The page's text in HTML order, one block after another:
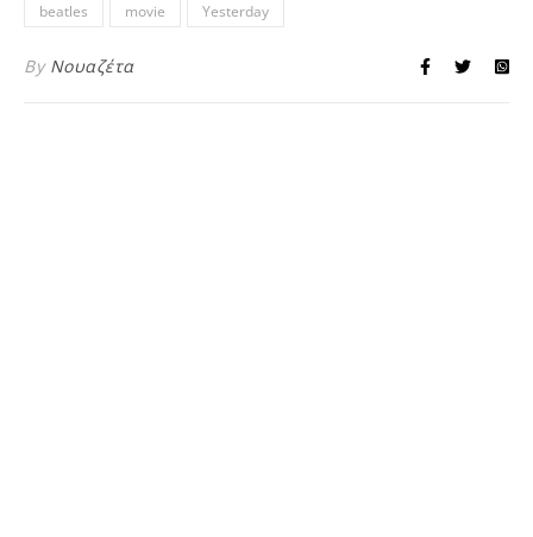
beatles movie Yesterday
By Νουαζέτα